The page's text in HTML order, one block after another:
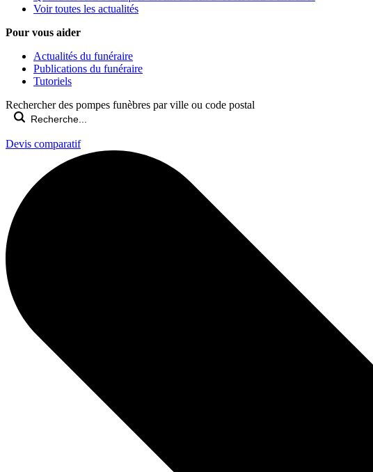
Voir toutes les actualités
Pour vous aider
Actualités du funéraire
Publications du funéraire
Tutoriels
Rechercher des pompes funèbres par ville ou code postal
Devis comparatif